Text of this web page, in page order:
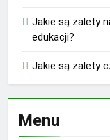
Jakie są zalety
edukacji?
Jakie są zalety
Menu